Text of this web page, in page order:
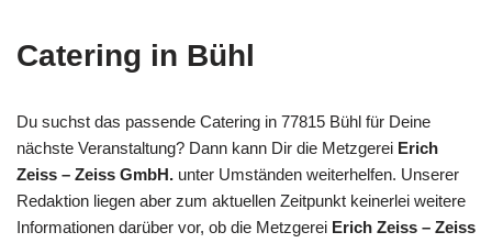
Catering in Bühl
Du suchst das passende Catering in 77815 Bühl für Deine
nächste Veranstaltung? Dann kann Dir die Metzgerei Erich
Zeiss – Zeiss GmbH. unter Umständen weiterhelfen. Unserer
Redaktion liegen aber zum aktuellen Zeitpunkt keinerlei weitere
Informationen darüber vor, ob die Metzgerei Erich Zeiss – Zeiss